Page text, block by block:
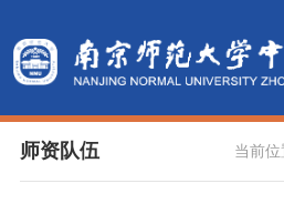
师资队伍 当前位